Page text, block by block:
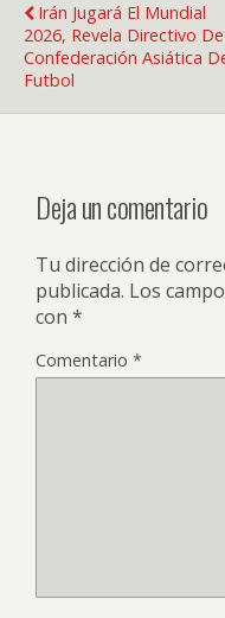
Irán Jugará El Mundial
2026, Revela Directivo
Confederación Asiática
Futbol
Deja un comentario
Tu dirección de
publicada. Los
con *
Comentario *